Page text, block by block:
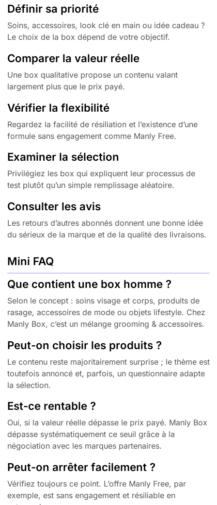
Définir sa priorité
Soins, accessoires, look clé en main ou idée cadeau ?
Le choix de la box dépend de votre objectif.
Comparer la valeur réelle
Une box qualitative propose un contenu valant
largement plus que le prix payé.
Vérifier la flexibilité
Regardez la facilité de résiliation et l’existence d’une
formule sans engagement comme Manly Free.
Examiner la sélection
Privilégiez les box qui expliquent leur processus de
test plutôt qu’un simple remplissage aléatoire.
Consulter les avis
Les retours d’autres abonnés donnent une bonne idée
du sérieux de la marque et de la qualité des livraisons.
Mini FAQ
Que contient une box homme ?
Selon le concept : soins visage et corps, produits de
rasage, accessoires de mode ou objets lifestyle. Chez
Manly Box, c’est un mélange grooming & accessoires.
Peut-on choisir les produits ?
Le contenu reste majoritairement surprise ; le thème est
toutefois annoncé et, parfois, un questionnaire adapte
la sélection.
Est-ce rentable ?
Oui, si la valeur réelle dépasse le prix payé. Manly Box
dépasse systématiquement ce seuil grâce à la
négociation avec les marques partenaires.
Peut-on arrêter facilement ?
Vérifiez toujours ce point. L’offre Manly Free, par
exemple, est sans engagement et résiliable en